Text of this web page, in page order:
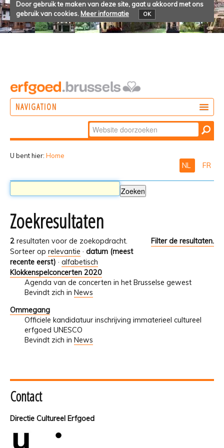
Door gebruik te maken van deze site, gaat u akkoord met ons
gebruik van cookies. Meer informatie OK
NAVIGATION
Zoek
Geavanceerd
U bent hier: Home
NL FR
Zoekresultaten
2 resultaten voor de zoekopdracht.
Filter de resultaten.
Sorteer op relevantie · datum (meest
recente eerst) · alfabetisch
Klokkenspelconcerten 2020
Agenda van de concerten in het Brusselse gewest
Bevindt zich in News
Ommegang
Officiele kandidatuur inschrijving immaterieel cultureel
erfgoed UNESCO
Bevindt zich in News
Contact
Directie Cultureel Erfgoed